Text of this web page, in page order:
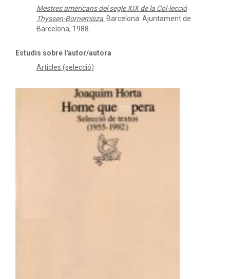
Mestres americans del segle XIX de la Col·lecció
Thyssen-Bornemisza Barcelona: Ajuntament de
Barcelona, 1988.
Estudis sobre l'autor/autora
Articles (selecció)